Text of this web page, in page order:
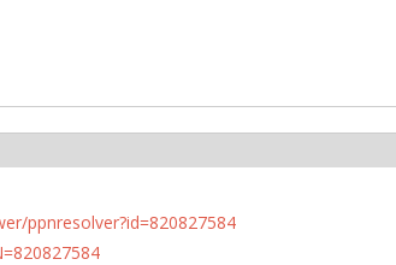
ppnresolver?id=820827584